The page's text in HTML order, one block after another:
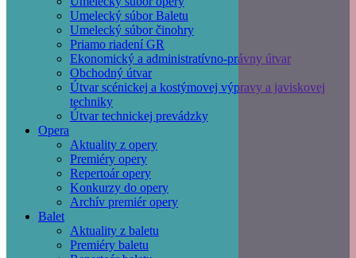
Umelecký súbor Baletu
Umelecký súbor činohry
Priamo riadení GR
Ekonomický a administratívno-právny útvar
Obchodný útvar
Útvar scénickej a kostýmovej výpravy a javiskovej
techniky
Útvar technickej prevádzky
Opera
Aktuality z opery
Premiéry opery
Repertoár opery
Konkurzy do opery
Archív premiér opery
Balet
Aktuality z baletu
Premiéry baletu